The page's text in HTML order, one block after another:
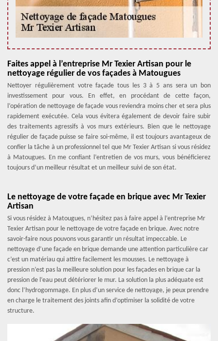
Faites appel à l’entreprise Mr Texier Artisan pour le
nettoyage régulier de vos façades à Matougues
Nettoyer régulièrement votre façade tous les 3 à 5 ans sera un bon
investissement pour vous. En effet, en procédant de cette façon,
l’opération de nettoyage de façade vous reviendra moins cher et sera plus
rapidement exécutée. Cela vous évitera également de devoir faire subir
des traitements agressifs à vos murs extérieurs. Bien que le nettoyage
régulier de façade puisse se faire soi-même, il est toujours avantageux de
confier la tâche à un professionnel tel que Mr Texier Artisan si vous résidez
à Matougues. En me confiant l’entretien de vos murs, vous bénéficierez
toujours d’un meilleur résultat et un meilleur suivi de son état.
Le nettoyage de votre façade en brique avec Mr Texier
Artisan
Si vous résidez à Matougues, n’hésitez pas à faire appel à l’entreprise Mr
Texier Artisan pour le nettoyage de votre façade en brique. Avec notre
savoir-faire nous pouvons vous garantir un résultat impeccable. Le
nettoyage d’une façade en brique demande une attention particulière car
c’est un matériau qui attire facilement les mousses. Le nettoyage à
pression n’est pas la meilleure solution pour les façades en brique car la
pression de l‘eau peut détériorer le mur. La solution la plus adéquate est
donc l’hydrogommage. En plus d’un service de nettoyage, je peux prendre
en charge le traitement des joints afin d’optimiser la solidité de votre
structure.